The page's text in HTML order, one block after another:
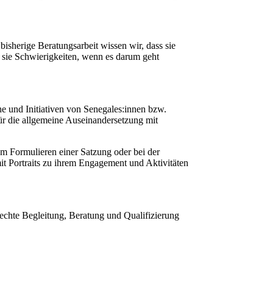
Beratungsarbeit wissen wir, dass sie
Schwierigkeiten, wenn es darum geht
und Initiativen von Senegales:innen bzw.
die allgemeine Auseinandersetzung mit
Formulieren einer Satzung oder bei der
Portraits zu ihrem Engagement und Aktivitäten
Begleitung, Beratung und Qualifizierung